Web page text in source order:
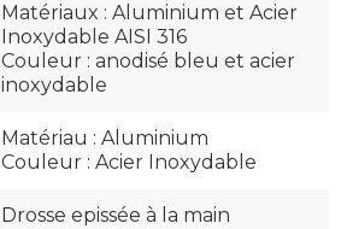
Matériaux : Aluminium et Acier
Inoxydable AISI 316
Couleur : anodisé bleu et acier
inoxydable
Matériau : Aluminium
Couleur : Acier Inoxydable
Drosse epissée à la main